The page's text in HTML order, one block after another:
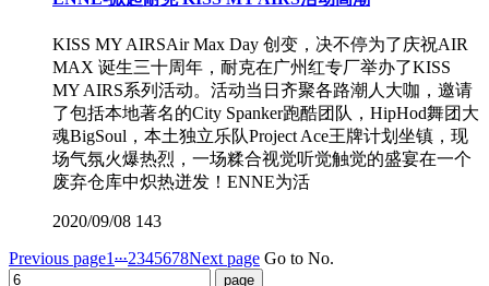
KISS MY AIRSAir Max Day 创变，决不停为了庆祝AIR
MAX 诞生三十周年，耐克在广州红专厂举办了KISS
MY AIRS系列活动。活动当日齐聚各路潮人大咖，邀请
了包括本地著名的City Spanker跑酷团队，HipHod舞团大
魂BigSoul，本土独立乐队Project Ace王牌计划坐镇，现
场气氛火爆热烈，一场糅合视觉听觉触觉的盛宴在一个
废弃仓库中炽热迸发！ENNE为活
2020/09/08 143
Previous page1...2345678Next page Go to No.